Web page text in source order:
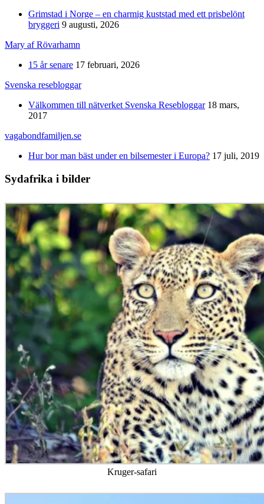
Grimstad i Norge – en charmig kuststad med ett prisbelönt
bryggeri 9 augusti, 2026
Mary af Rövarhamn
15 år senare 17 februari, 2026
Svenska resebloggar
Välkommen till nätverket Svenska Resebloggar 18 mars,
2017
vagabondfamiljen.se
Hur bor man bäst under en bilsemester i Europa? 17 juli, 2019
Sydafrika i bilder
Kruger-safari